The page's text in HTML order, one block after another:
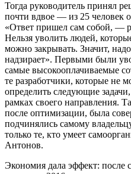
Тогда руководитель принял
почти вдвое — из 25 человек
«Ответ пришел сам собой, —
Нельзя уволить людей,
можно закрывать. Значит,
надзирает». Первыми были
самые высокооплачиваемые
те разработчики, которые не
определить следующие
рамках своего направления.
после оптимизации, была
подчинялись самому
только те, кто умеет
Антонов.
Экономия дала эффект: после